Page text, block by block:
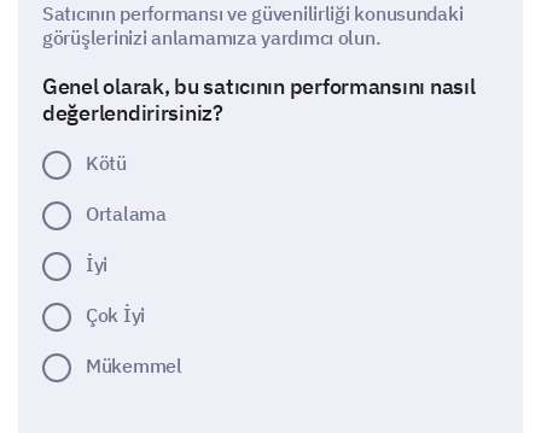
Satıcının performansı ve güvenilirliği konusundaki
görüşlerinizi anlamamıza yardımcı olun.
Genel olarak, bu satıcının performansını nasıl
değerlendirirsiniz?
Kötü
Ortalama
İyi
Çok İyi
Mükemmel